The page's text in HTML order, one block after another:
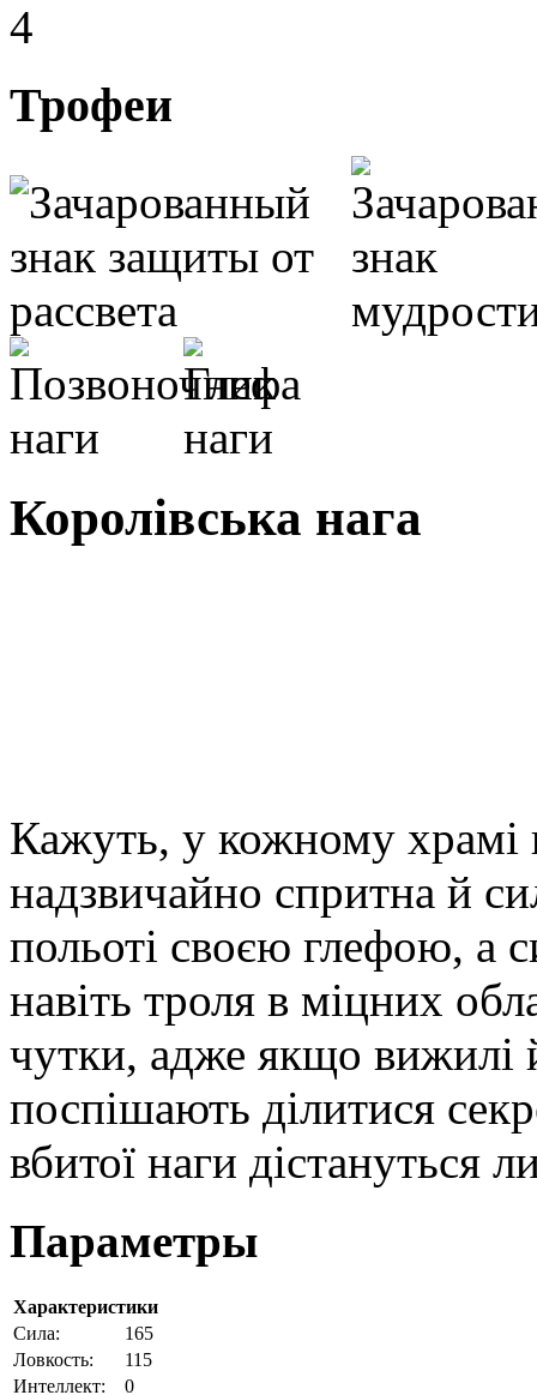
4
Трофеи
Королівська нага
Кажуть, у кожному храмі
надзвичайно спритна й
польоті своєю глефою, а
навіть троля в міцних
чутки, адже якщо вижилі
поспішають ділитися
вбитої наги дістануться
Параметры
Характеристики
Cила:
165
Ловкость:
115
Интеллект:
0